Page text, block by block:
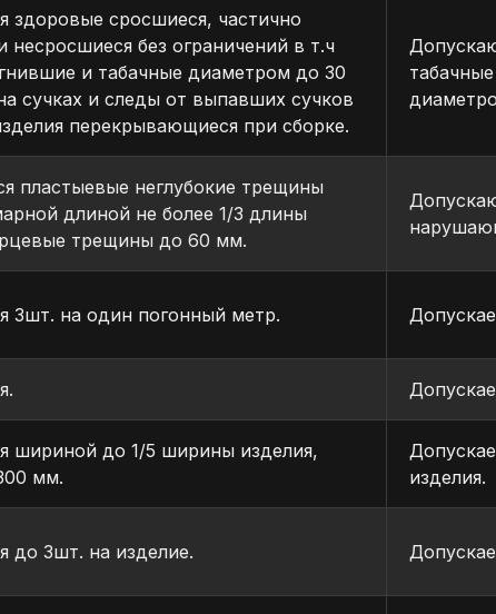
здоровые сросшиеся, частично
несросшиеся без ограничений в т.ч
и табачные диаметром до 30
сучках и следы от выпавших сучков
перекрывающиеся при сборке.
пластыевые неглубокие трещины
длиной не более 1/3 длины
трещины до 60 мм.
Зшт. на один погонный метр.
шириной до 1/5 ширины изделия,
мм.
изделия.
до Зшт. на изделие.